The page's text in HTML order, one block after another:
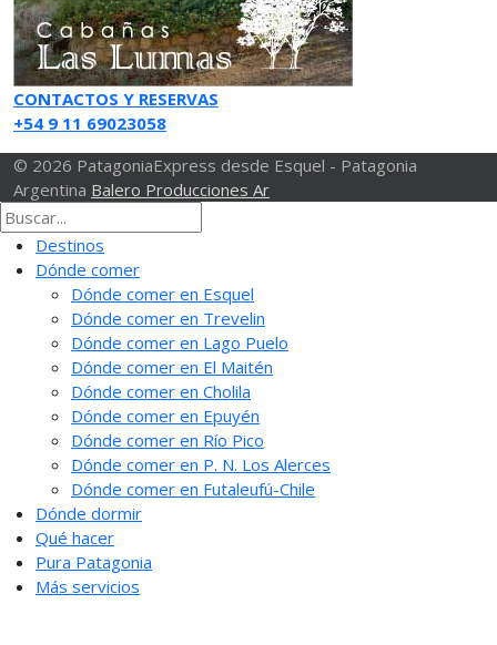
CONTACTOS Y RESERVAS
+54 9 11 69023058
© 2026 PatagoniaExpress desde Esquel - Patagonia
Argentina Balero Producciones Ar
Destinos
Dónde comer
Dónde comer en Esquel
Dónde comer en Trevelin
Dónde comer en Lago Puelo
Dónde comer en El Maitén
Dónde comer en Cholila
Dónde comer en Epuyén
Dónde comer en Río Pico
Dónde comer en P. N. Los Alerces
Dónde comer en Futaleufú-Chile
Dónde dormir
Qué hacer
Pura Patagonia
Más servicios